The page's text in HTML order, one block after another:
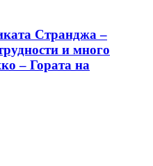
Странджа –
и много
– Гората на